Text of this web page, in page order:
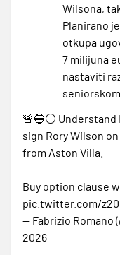
Wilsona,
Planirano
otkupa
7 milijuna
nastaviti
🚨🔵⚪️ Understand
sign Rory Wilson
from Aston Villa.
Buy option clause
pic.twitter.com/
— Fabrizio Romano
2026